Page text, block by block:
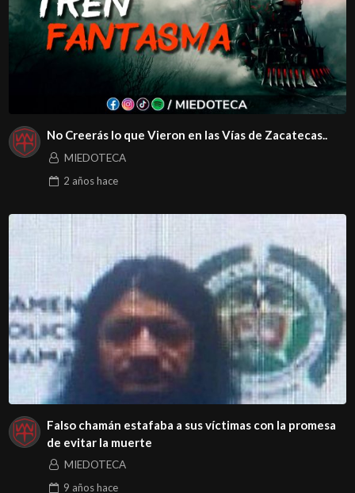
No Creerás lo que Vieron en las Vías de Zacatecas..
MIEDOTECA
2 añoshace
Falso chamán estafaba a sus víctimas con la promesa
de evitar la muerte
MIEDOTECA
9 añoshace